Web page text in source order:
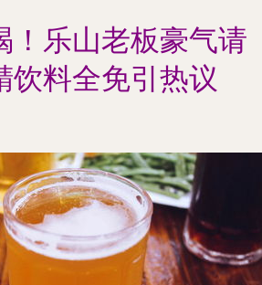
！乐山老板豪气请
饮料全免引热议